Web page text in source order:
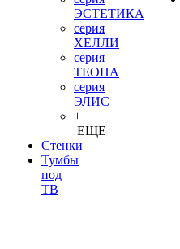
ЭСТЕТИКА
серия
ХЕЛЛИ
серия
ТЕОНА
серия
ЭЛИС
+
ЕЩЕ
Стенки
Тумбы
под
ТВ